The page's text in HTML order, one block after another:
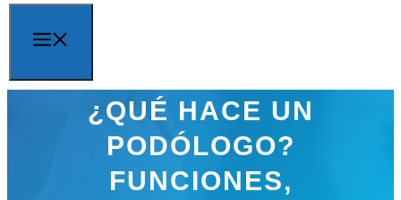
¿QUÉ HACE UN
PODÓLOGO?
FUNCIONES,